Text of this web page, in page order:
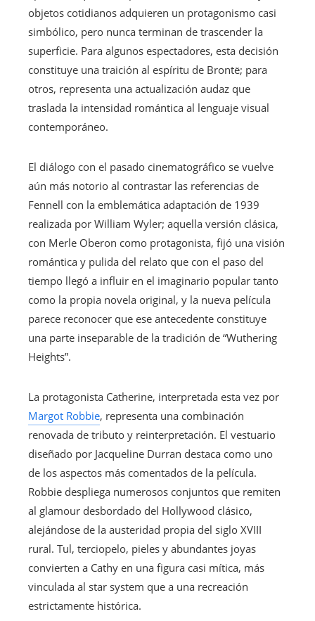
objetos cotidianos adquieren un protagonismo casi
simbólico, pero nunca terminan de trascender la
superficie. Para algunos espectadores, esta decisión
constituye una traición al espíritu de Brontë; para
otros, representa una actualización audaz que
traslada la intensidad romántica al lenguaje visual
contemporáneo.
El diálogo con el pasado cinematográfico se vuelve
aún más notorio al contrastar las referencias de
Fennell con la emblemática adaptación de 1939
realizada por William Wyler; aquella versión clásica,
con Merle Oberon como protagonista, fijó una visión
romántica y pulida del relato que con el paso del
tiempo llegó a influir en el imaginario popular tanto
como la propia novela original, y la nueva película
parece reconocer que ese antecedente constituye
una parte inseparable de la tradición de “Wuthering
Heights”.
La protagonista Catherine, interpretada esta vez por
Margot Robbie, representa una combinación
renovada de tributo y reinterpretación. El vestuario
diseñado por Jacqueline Durran destaca como uno
de los aspectos más comentados de la película.
Robbie despliega numerosos conjuntos que remiten
al glamour desbordado del Hollywood clásico,
alejándose de la austeridad propia del siglo XVIII
rural. Tul, terciopelo, pieles y abundantes joyas
convierten a Cathy en una figura casi mítica, más
vinculada al star system que a una recreación
estrictamente histórica.